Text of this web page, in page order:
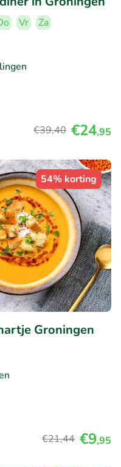
Vr
Za
€39,40 €24,95
54% korting
Groningen
€21,44 €9,95